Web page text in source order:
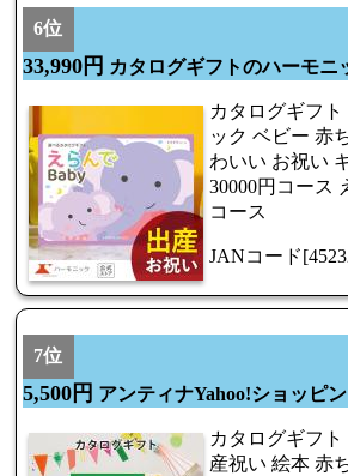
6位
33,990円 カタログギフトのハーモニ
カタログギフ
ック ベビー 赤
わいい お祝い
30000円コース
コース
JANコード
7位
5,500円 アンティナYahoo!ショッピ
カタログギフ
産祝い 絵本 赤